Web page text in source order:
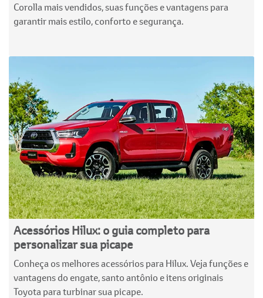
Corolla mais vendidos, suas funções e vantagens para
garantir mais estilo, conforto e segurança.
Acessórios Hilux: o guia completo para
personalizar sua picape
Conheça os melhores acessórios para Hilux. Veja funções e
vantagens do engate, santo antônio e itens originais
Toyota para turbinar sua picape.